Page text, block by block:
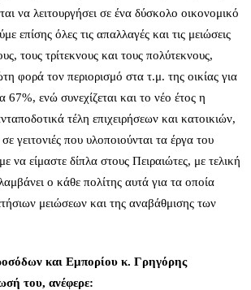
να λειτουργήσει σε ένα δύσκολο οικονομικό
επίσης όλες τις απαλλαγές και τις μειώσεις
τους τρίτεκνους και τους πολύτεκνους,
φορά τον περιορισμό στα τ.μ. της οικίας για
67%, ενώ συνεχίζεται και το νέο έτος η
τέλη επιχειρήσεων και κατοικιών,
γειτονιές που υλοποιούνται τα έργα του
να είμαστε δίπλα στους Πειραιώτες, με τελική
ο κάθε πολίτης αυτά για τα οποία
μειώσεων και της αναβάθμισης των
και Εμπορίου κ. Γρηγόρης
του, ανέφερε: